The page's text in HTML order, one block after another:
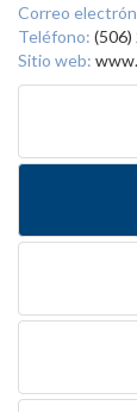
Correo
Teléfono: (506)
Sitio web: